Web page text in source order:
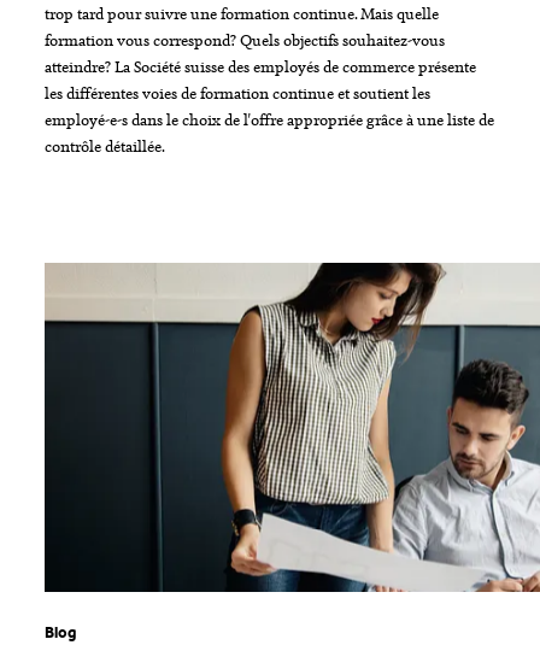
trop tard pour suivre une formation continue. Mais quelle
formation vous correspond? Quels objectifs souhaitez-vous
atteindre? La Société suisse des employés de commerce présente
les différentes voies de formation continue et soutient les
employé-e-s dans le choix de l'offre appropriée grâce à une liste de
contrôle détaillée.
Blog